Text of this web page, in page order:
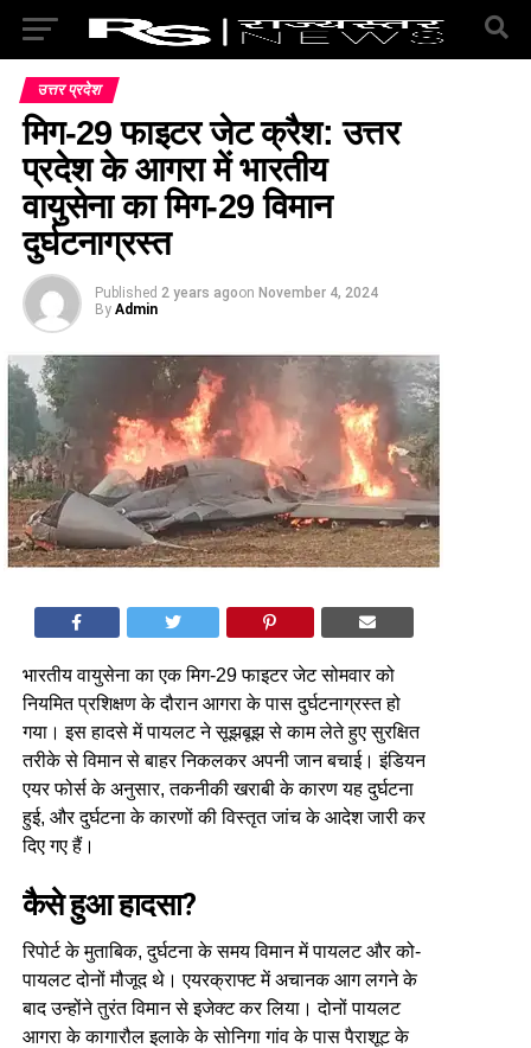
उत्तर प्रदेश
मिग-29 फाइटर जेट क्रैश: उत्तर
प्रदेश के आगरा में भारतीय
वायुसेना का मिग-29 विमान
दुर्घटनाग्रस्त
Published 2 years agoon November 4, 2024
By Admin
भारतीय वायुसेना का एक मिग-29 फाइटर जेट सोमवार को
नियमित प्रशिक्षण के दौरान आगरा के पास दुर्घटनाग्रस्त हो
गया। इस हादसे में पायलट ने सूझबूझ से काम लेते हुए सुरक्षित
तरीके से विमान से बाहर निकलकर अपनी जान बचाई। इंडियन
एयर फोर्स के अनुसार, तकनीकी खराबी के कारण यह दुर्घटना
हुई, और दुर्घटना के कारणों की विस्तृत जांच के आदेश जारी कर
दिए गए हैं।
कैसे हुआ हादसा?
रिपोर्ट के मुताबिक, दुर्घटना के समय विमान में पायलट और को-
पायलट दोनों मौजूद थे। एयरक्राफ्ट में अचानक आग लगने के
बाद उन्होंने तुरंत विमान से इजेक्ट कर लिया। दोनों पायलट
आगरा के कागारौल इलाके के सोनिगा गांव के पास पैराशूट के